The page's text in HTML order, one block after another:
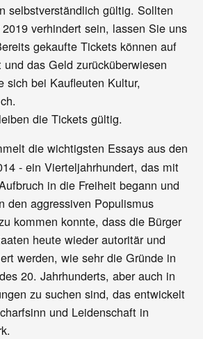
selbstverständlich gültig. Sollten
verhindert sein, lassen Sie uns
gekaufte Tickets können auf
das Geld zurücküberwiesen
sich bei Kaufleuten Kultur,
die Tickets gültig.
die wichtigsten Essays aus den
- ein Vierteljahrhundert, das mit
in die Freiheit begann und
den aggressiven Populismus
kommen konnte, dass die Bürger
heute wieder autoritär und
werden, wie sehr die Gründe in
20. Jahrhunderts, aber auch in
zu suchen sind, das entwickelt
und Leidenschaft in